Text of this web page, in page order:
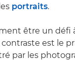
portraits.
être un défi
est le
par les